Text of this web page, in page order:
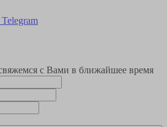
с Вами в ближайшее время